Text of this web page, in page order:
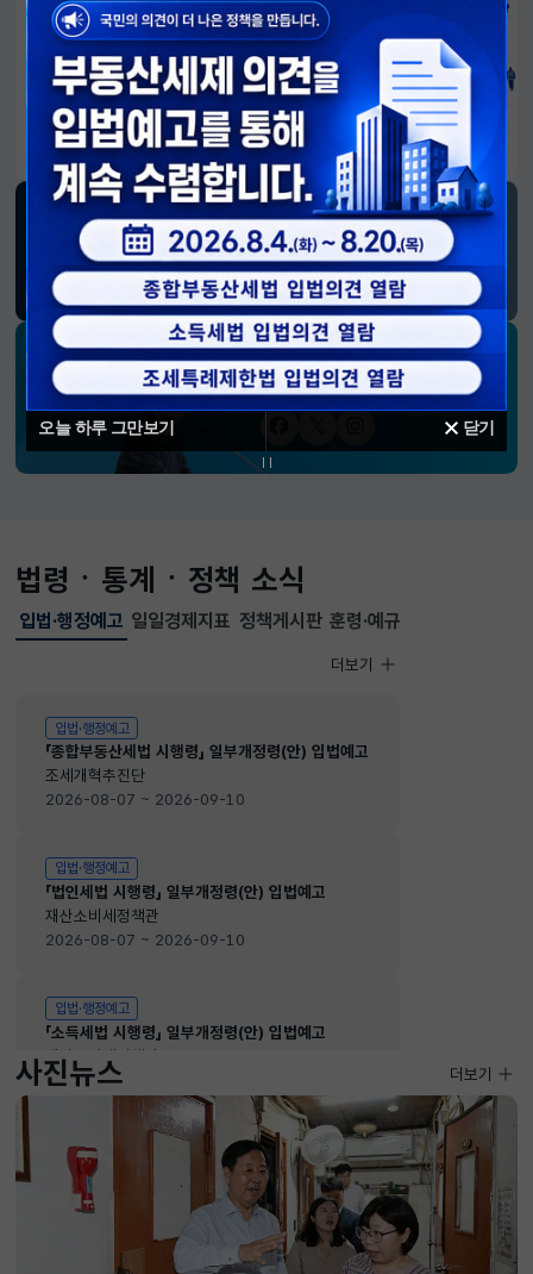
오늘 하루 그만보기 닫기
알림판
국민이 만든 대전환의 길-회복과 도약, 모두의 1년
재정경제부 SNS 소식
블로그페이스북트위터(X)유튜브인스타그램
소통하는 경제 리더 구윤철 장관의
SNS 채널
법령ㆍ통계ㆍ정책 소식
입법·행정예고
선택됨
입법·행정예고
입법·행정예고
「종합부동산세법 시행령」 일부개정령(안) 입법예고
조세개혁추진단
2026-08-07 ~ 2026-09-10
입법·행정예고
「법인세법 시행령」 일부개정령(안) 입법예고
재산소비세정책관
2026-08-07 ~ 2026-09-10
입법·행정예고
「소득세법 시행령」 일부개정령(안) 입법예고
재산소비세정책관
2026-08-07 ~ 2026-09-10
입법·행정예고
더보기
일일경제지표 정책게시판 훈령·예규
사진뉴스 사진뉴스
더보기